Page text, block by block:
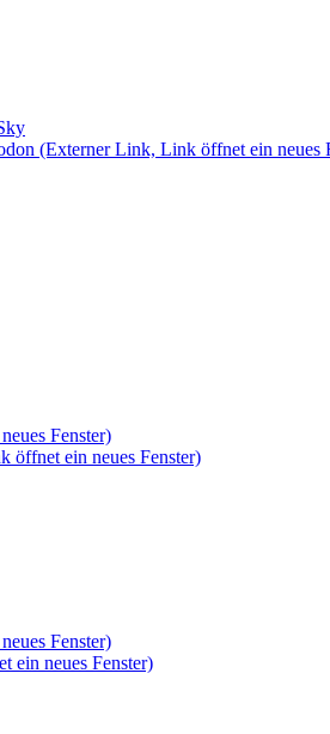
(Externer Link, Link öffnet ein neues
Fenster)
öffnet ein neues Fenster)
Fenster)
ein neues Fenster)